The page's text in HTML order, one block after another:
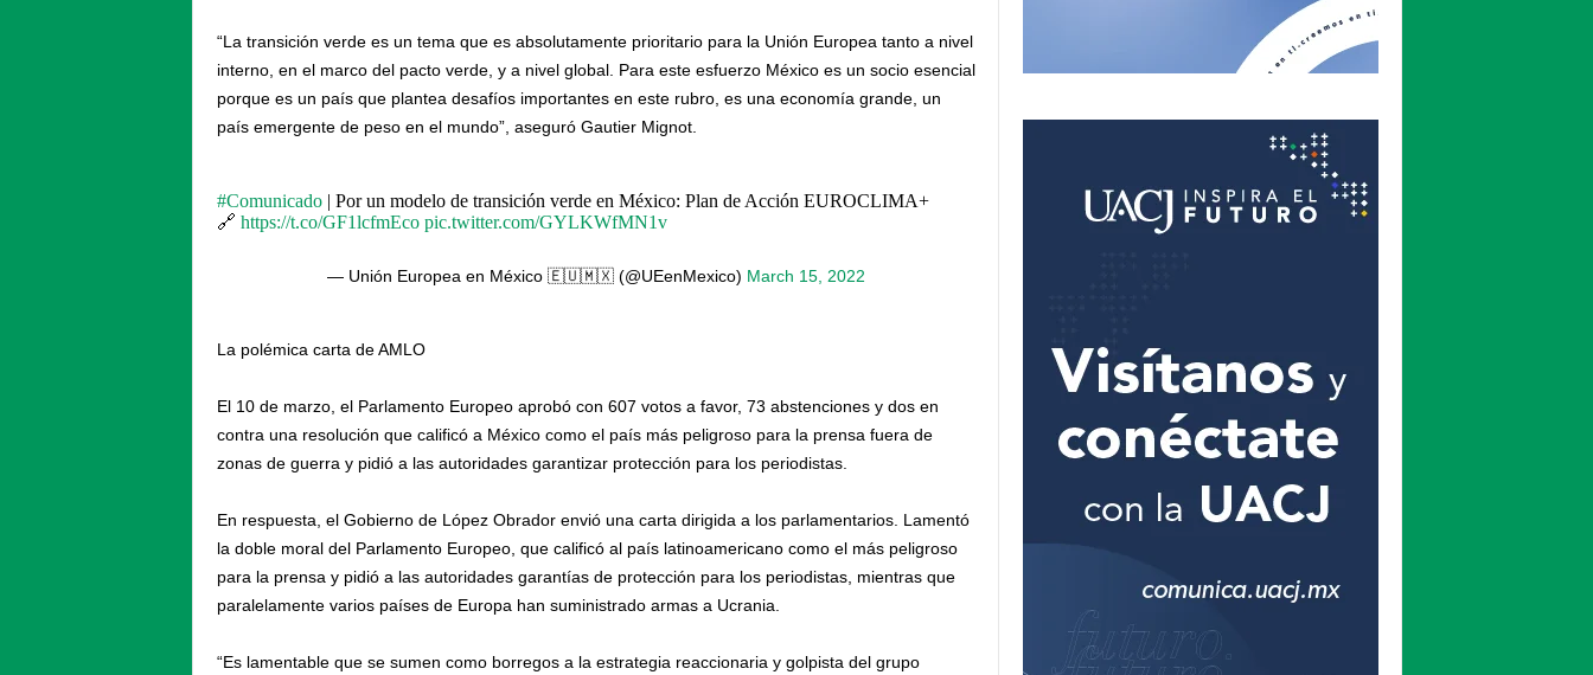
“La transición verde es un tema que es absolutamente prioritario para la Unión Europea tanto a nivel
interno, en el marco del pacto verde, y a nivel global. Para este esfuerzo México es un socio esencial
porque es un país que plantea desafíos importantes en este rubro, es una economía grande, un
país emergente de peso en el mundo”, aseguró Gautier Mignot.
#Comunicado| Por un modelo de transición verde en México: Plan de Acción EUROCLIMA+
🔗 https://t.co/GF1lcfmEco pic.twitter.com/GYLKWfMN1v
— Unión Europea en México 🇪🇺🇲🇽 (@UEenMexico) March 15, 2022
La polémica carta de AMLO
El 10 de marzo, el Parlamento Europeo aprobó con 607 votos a favor, 73 abstenciones y dos en
contra una resolución que calificó a México como el país más peligroso para la prensa fuera de
zonas de guerra y pidió a las autoridades garantizar protección para los periodistas.
En respuesta, el Gobierno de López Obrador envió una carta dirigida a los parlamentarios. Lamentó
la doble moral del Parlamento Europeo, que calificó al país latinoamericano como el más peligroso
para la prensa y pidió a las autoridades garantías de protección para los periodistas, mientras que
paralelamente varios países de Europa han suministrado armas a Ucrania.
“Es lamentable que se sumen como borregos a la estrategia reaccionaria y golpista del grupo